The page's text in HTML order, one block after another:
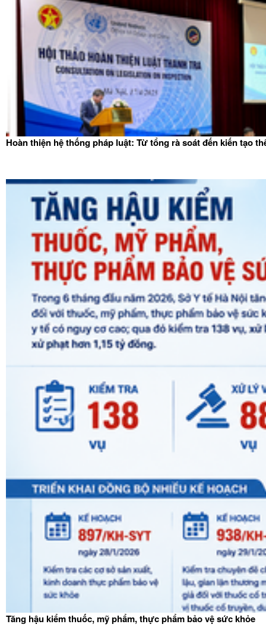
Hoàn thiện hệ thống pháp luật: Từ tổng rà soát đến kiến tạo
Tăng hậu kiểm thuốc, mỹ phẩm, thực phẩm bảo vệ sức khỏe